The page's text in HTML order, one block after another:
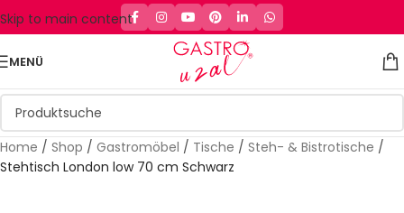
Skip to main content
MENÜ
Home / Shop / Gastromöbel / Tische / Steh- & Bistrotische /
Stehtisch London low 70 cm Schwarz